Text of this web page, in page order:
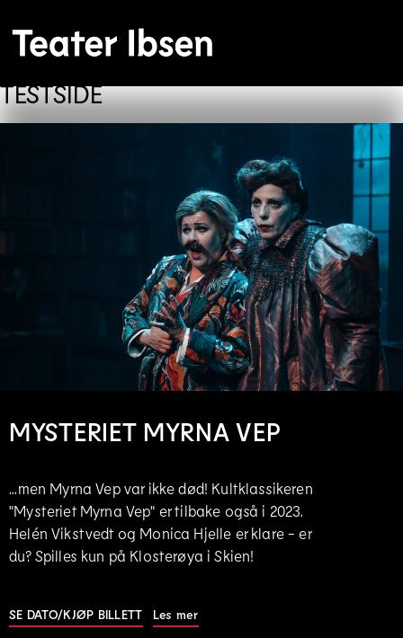
TESTSIDE
MYSTERIET MYRNA VEP
...men Myrna Vep var ikke død! Kultklassikeren
"Mysteriet Myrna Vep" er tilbake også i 2023.
Helén Vikstvedt og Monica Hjelle er klare - er
du? Spilles kun på Klosterøya i Skien!
SE DATO/KJØP BILLETT Les mer